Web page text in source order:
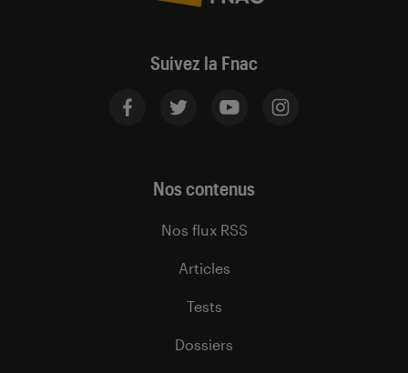
Suivez la Fnac
Nos contenus
Nos flux RSS
Articles
Tests
Dossiers